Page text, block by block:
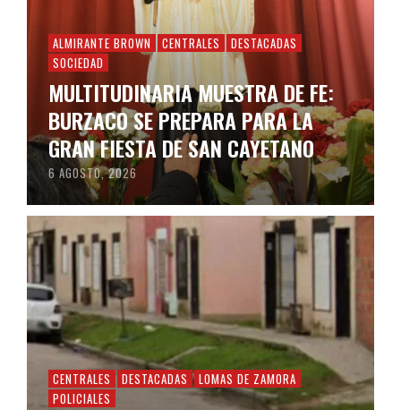
ALMIRANTE BROWN CENTRALES
DESTACADAS
SOCIEDAD
MULTITUDINARIA MUESTRA DE FE:
BURZACO SE PREPARA PARA LA
GRAN FIESTA DE SAN CAYETANO
6 AGOSTO, 2026
CENTRALES DESTACADAS
LOMAS DE ZAMORA
POLICIALES